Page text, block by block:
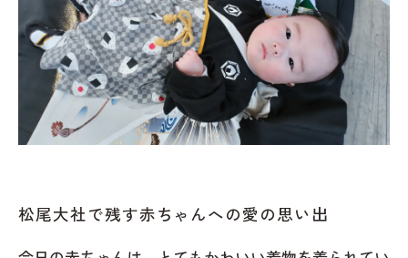
松尾大社で残す赤ちゃんへの愛の思い出